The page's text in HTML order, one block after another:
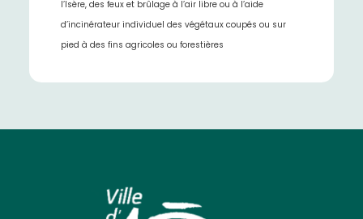
l’Isère, des feux et brûlage à l’air libre ou à l’aide
d’incinérateur individuel des végétaux coupés ou sur
pied à des fins agricoles ou forestières